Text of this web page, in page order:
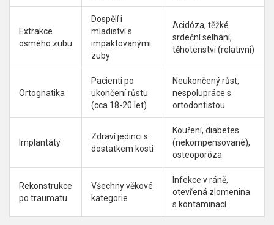
Extrakce
osmého zubu
Dospělí i
mladiství s
impaktovanými
zuby
Acidóza, těžké
srdeční selhání,
těhotenství (relativní)
Ortognatika
Pacienti po
ukončení růstu
(cca 18-20 let)
Neukončený růst,
nespolupráce s
ortodontistou
Implantáty
Zdraví jedinci s
dostatkem kosti
Kouření, diabetes
(nekompensované),
osteoporóza
Rekonstrukce
po traumatu
Všechny věkové
kategorie
Infekce v ráně,
otevřená zlomenina
s kontaminací